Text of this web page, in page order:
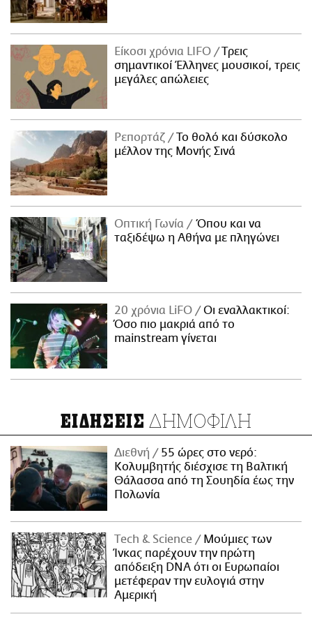
Είκοσι χρόνια LIFO
Tρεις
σημαντικοί Έλληνες μουσικοί, τρεις
μεγάλες απώλειες
Ρεπορτάζ
Το θολό και δύσκολο
μέλλον της Μονής Σινά
Οπτική Γωνία
Όπου και να
ταξιδέψω η Αθήνα με πληγώνει
20 χρόνια LiFO
Οι εναλλακτικοί:
Όσο πιο μακριά από το
mainstream γίνεται
ΕΙΔΗΣΕΙΣ ΔΗΜΟΦΙΛΗ
Διεθνή
55 ώρες στο νερό:
Κολυμβητής διέσχισε τη Βαλτική
Θάλασσα από τη Σουηδία έως την
Πολωνία
Τech & Science
Μούμιες των
Ίνκας παρέχουν την πρώτη
απόδειξη DNA ότι οι Ευρωπαίοι
μετέφεραν την ευλογιά στην
Αμερική